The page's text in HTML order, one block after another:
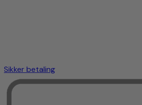
Sikker betaling